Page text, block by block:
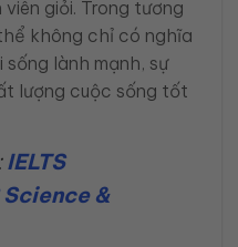
giỏi. Trong tương
không chỉ có nghĩa
lành mạnh, sự
lượng cuộc sống tốt
IELTS
&